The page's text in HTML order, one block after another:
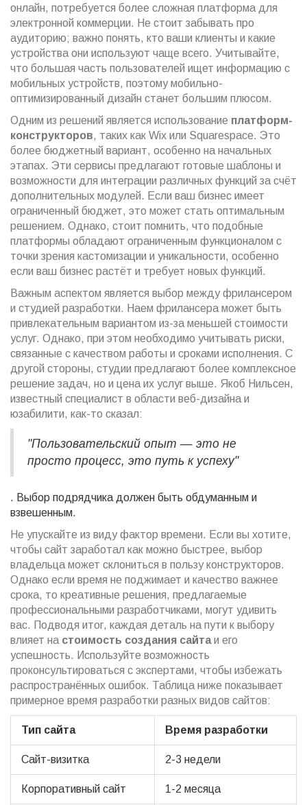
онлайн, потребуется более сложная платформа для
электронной коммерции. Не стоит забывать про
аудиторию; важно понять, кто ваши клиенты и какие
устройства они используют чаще всего. Учитывайте,
что большая часть пользователей ищет информацию с
мобильных устройств, поэтому мобильно-
оптимизированный дизайн станет большим плюсом.
Одним из решений является использование платформ-
конструкторов, таких как Wix или Squarespace. Это
более бюджетный вариант, особенно на начальных
этапах. Эти сервисы предлагают готовые шаблоны и
возможности для интеграции различных функций за счёт
дополнительных модулей. Если ваш бизнес имеет
ограниченный бюджет, это может стать оптимальным
решением. Однако, стоит помнить, что подобные
платформы обладают ограниченным функционалом с
точки зрения кастомизации и уникальности, особенно
если ваш бизнес растёт и требует новых функций.
Важным аспектом является выбор между фрилансером
и студией разработки. Наем фрилансера может быть
привлекательным вариантом из-за меньшей стоимости
услуг. Однако, при этом необходимо учитывать риски,
связанные с качеством работы и сроками исполнения. С
другой стороны, студии предлагают более комплексное
решение задач, но и цена их услуг выше. Якоб Нильсен,
известный специалист в области веб-дизайна и
юзабилити, как-то сказал:
"Пользовательский опыт — это не
просто процесс, это путь к успеху"
. Выбор подрядчика должен быть обдуманным и
взвешенным.
Не упускайте из виду фактор времени. Если вы хотите,
чтобы сайт заработал как можно быстрее, выбор
владельца может склониться в пользу конструкторов.
Однако если время не поджимает и качество важнее
срока, то креативные решения, предлагаемые
профессиональными разработчиками, могут удивить
вас. Подводя итог, каждая деталь на пути к выбору
влияет на стоимость создания сайтаи его
успешность. Используйте возможность
проконсультироваться с экспертами, чтобы избежать
распространённых ошибок. Таблица ниже показывает
примерное время разработки разных видов сайтов:
Тип сайта Время разработки
Сайт-визитка 2-3 недели
Корпоративный сайт 1-2 месяца